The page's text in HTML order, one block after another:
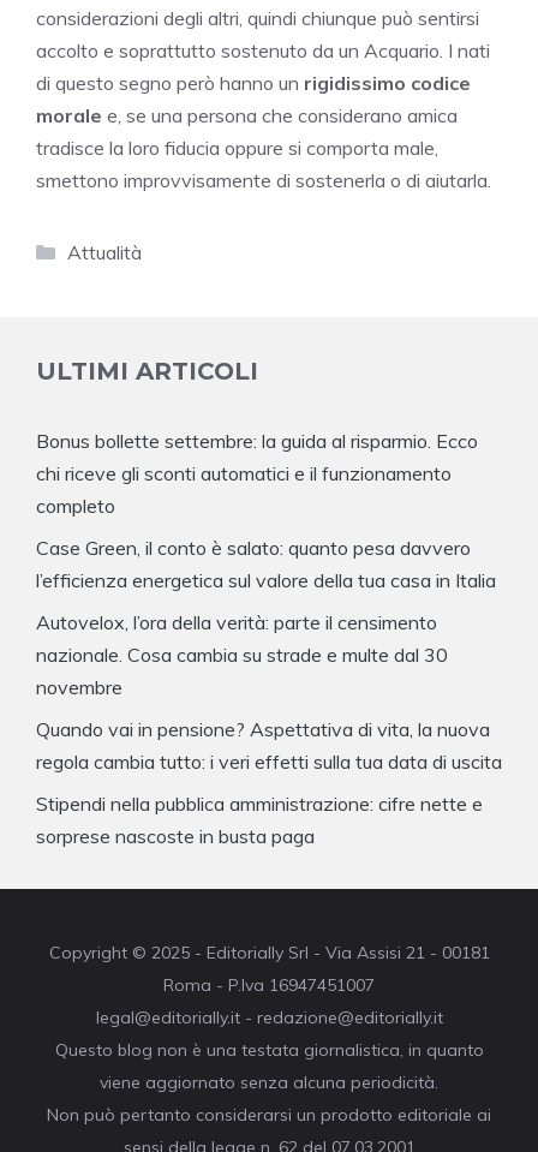
considerazioni degli altri, quindi chiunque può sentirsi
accolto e soprattutto sostenuto da un Acquario. I nati
di questo segno però hanno un rigidissimo codice
morale e, se una persona che considerano amica
tradisce la loro fiducia oppure si comporta male,
smettono improvvisamente di sostenerla o di aiutarla.
Categorie
Attualità
ULTIMI ARTICOLI
Bonus bollette settembre: la guida al risparmio. Ecco
chi riceve gli sconti automatici e il funzionamento
completo
Case Green, il conto è salato: quanto pesa davvero
l’efficienza energetica sul valore della tua casa in Italia
Autovelox, l’ora della verità: parte il censimento
nazionale. Cosa cambia su strade e multe dal 30
novembre
Quando vai in pensione? Aspettativa di vita, la nuova
regola cambia tutto: i veri effetti sulla tua data di uscita
Stipendi nella pubblica amministrazione: cifre nette e
sorprese nascoste in busta paga
Copyright © 2025 - Editorially Srl - Via Assisi 21 - 00181
Roma - P.Iva 16947451007
legal@editorially.it - redazione@editorially.it
Questo blog non è una testata giornalistica, in quanto
viene aggiornato senza alcuna periodicità.
Non può pertanto considerarsi un prodotto editoriale ai
sensi della legge n. 62 del 07.03.2001